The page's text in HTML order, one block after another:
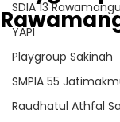
SDIA 13
YAPI
Playgroup Sakinah
SMPIA 55
Raudhatul Athfal